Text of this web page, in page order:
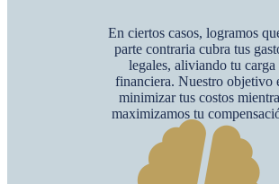
En ciertos casos, logramos
parte contraria cubra tus
legales, aliviando tu carga
financiera. Nuestro objetivo
minimizar tus costos
maximizamos tu